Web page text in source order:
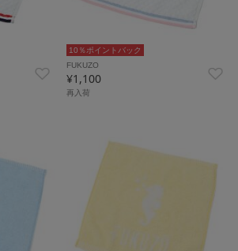
10％ポイントバック
FUKUZO
¥1,100
再入荷